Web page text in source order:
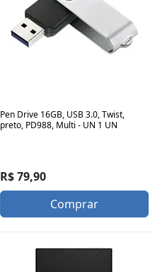
Pen Drive 16GB, USB 3.0, Twist,
preto, PD988, Multi - UN 1 UN
R$ 79,90
Comprar